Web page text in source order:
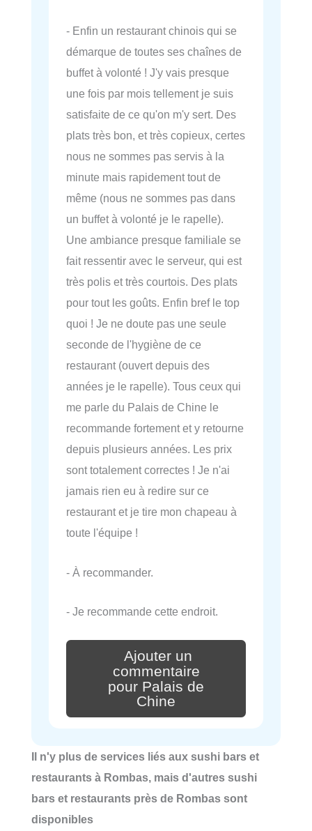
- Enfin un restaurant chinois qui se
démarque de toutes ses chaînes de
buffet à volonté ! J'y vais presque
une fois par mois tellement je suis
satisfaite de ce qu'on m'y sert. Des
plats très bon, et très copieux, certes
nous ne sommes pas servis à la
minute mais rapidement tout de
même (nous ne sommes pas dans
un buffet à volonté je le rapelle).
Une ambiance presque familiale se
fait ressentir avec le serveur, qui est
très polis et très courtois. Des plats
pour tout les goûts. Enfin bref le top
quoi ! Je ne doute pas une seule
seconde de l'hygiène de ce
restaurant (ouvert depuis des
années je le rapelle). Tous ceux qui
me parle du Palais de Chine le
recommande fortement et y retourne
depuis plusieurs années. Les prix
sont totalement correctes ! Je n'ai
jamais rien eu à redire sur ce
restaurant et je tire mon chapeau à
toute l'équipe !
- À recommander.
- Je recommande cette endroit.
Ajouter un
commentaire
pour Palais de
Chine
Il n'y plus de services liés aux sushi bars et
restaurants à Rombas, mais d'autres sushi
bars et restaurants près de Rombas sont
disponibles